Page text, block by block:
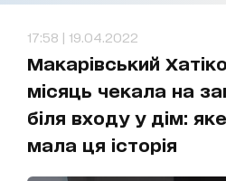
17:58 | 19.04.2022
Макарівський
місяць чекала на
біля входу у дім:
мала ця історія